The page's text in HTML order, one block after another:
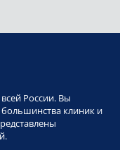
России. Вы
клиник и